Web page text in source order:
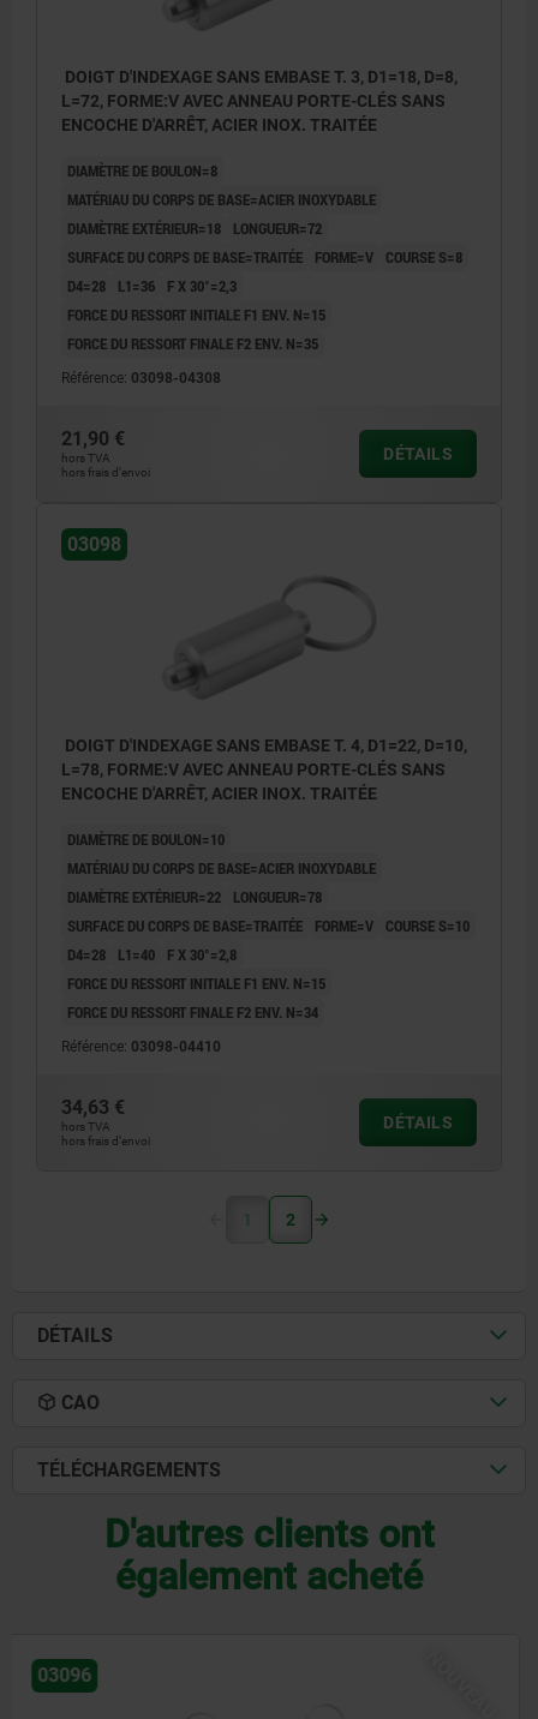
DOIGT D'INDEXAGE SANS EMBASE T. 3, D1=18, D=8,
L=72, FORME:V AVEC ANNEAU PORTE-CLÉS SANS
ENCOCHE D'ARRÊT, ACIER INOX. TRAITÉE
DIAMÈTRE DE BOULON=8
MATÉRIAU DU CORPS DE BASE=ACIER INOXYDABLE
DIAMÈTRE EXTÉRIEUR=18
LONGUEUR=72
SURFACE DU CORPS DE BASE=TRAITÉE
FORME=V
COURSE S=8
D4=28
L1=36
F X 30°=2,3
FORCE DU RESSORT INITIALE F1 ENV. N=15
FORCE DU RESSORT FINALE F2 ENV. N=35
Référence: 03098-04308
21,90 €
hors TVA
hors frais d’envoi
DÉTAILS
03098
DOIGT D'INDEXAGE SANS EMBASE T. 4, D1=22, D=10,
L=78, FORME:V AVEC ANNEAU PORTE-CLÉS SANS
ENCOCHE D'ARRÊT, ACIER INOX. TRAITÉE
DIAMÈTRE DE BOULON=10
MATÉRIAU DU CORPS DE BASE=ACIER INOXYDABLE
DIAMÈTRE EXTÉRIEUR=22
LONGUEUR=78
SURFACE DU CORPS DE BASE=TRAITÉE
FORME=V
COURSE S=10
D4=28
L1=40
F X 30°=2,8
FORCE DU RESSORT INITIALE F1 ENV. N=15
FORCE DU RESSORT FINALE F2 ENV. N=34
Référence: 03098-04410
34,63 €
hors TVA
hors frais d’envoi
DÉTAILS
1 2
DÉTAILS
CAO
TÉLÉCHARGEMENTS
D'autres clients ont
également acheté
03092